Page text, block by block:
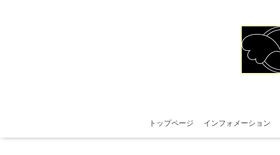
トップページ インフォメーション